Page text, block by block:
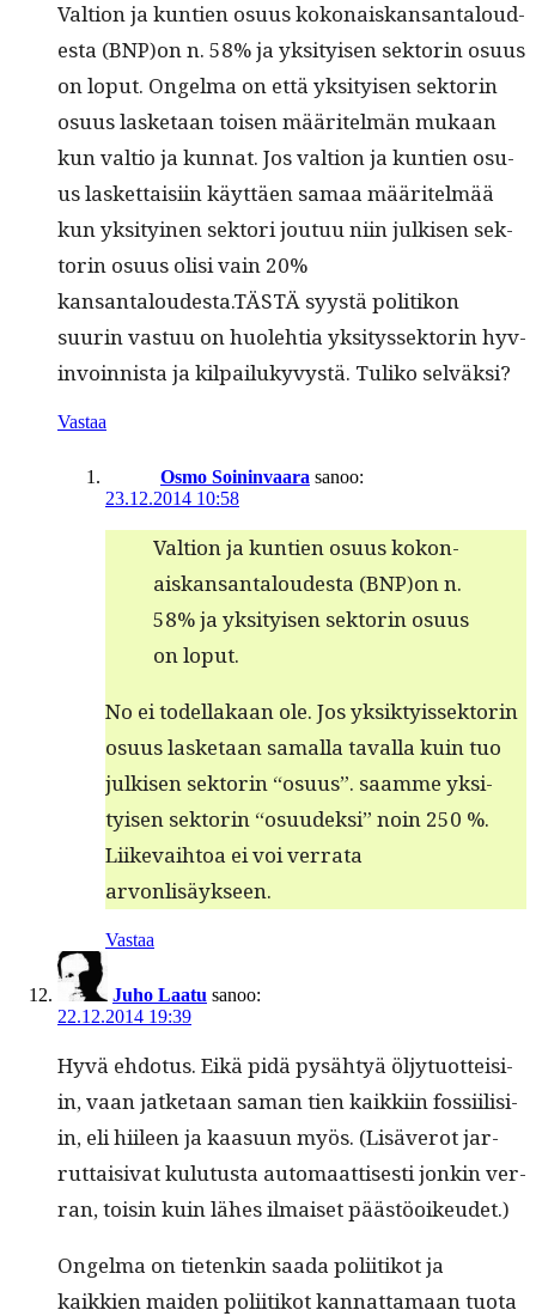
Val­tion ja kun­tien osu­us kokon­aiskansan­taloud­
es­ta (BNP)on n. 58% ja yksi­tyisen sek­torin osu­us
on lop­ut. Ongel­ma on että yksi­tyisen sek­torin
osu­us las­ke­taan toisen määritelmän mukaan
kun val­tio ja kun­nat. Jos val­tion ja kun­tien osu­
us las­ket­taisi­in käyt­täen samaa määritelmää
kun yksi­tyi­nen sek­tori joutuu niin julkisen sek­
torin osu­us olisi vain 20%
kansantaloudesta.TÄSTÄ syys­tä poli­tikon
suurin vas­tuu on huole­htia yksi­tyssek­torin hyv­
in­voin­nista ja kil­pailukyvys­tä. Tuliko selväksi?
Vastaa
Osmo Soininvaara sanoo:
23.12.2014 10:58
Val­tion ja kun­tien osu­us kokon­
aiskansan­taloud­es­ta (BNP)on n.
58% ja yksi­tyisen sek­torin osu­us
on loput.
No ei todel­lakaan ole. Jos yksik­tyis­sek­torin
osu­us las­ke­taan samal­la taval­la kuin tuo
julkisen sek­torin “osu­us”. saamme yksi­
tyisen sek­torin “osu­udek­si” noin 250 %.
Liike­vai­h­toa ei voi ver­ra­ta
arvonlisäykseen.
Vastaa
Juho Laatu sanoo:
22.12.2014 19:39
Hyvä ehdo­tus. Eikä pidä pysähtyä öljy­tuot­teisi­
in, vaan jatke­taan saman tien kaikki­in fos­si­il­isi­
in, eli hiileen ja kaa­su­un myös. (Lisäverot jar­
rut­taisi­vat kulu­tus­ta automaat­tis­es­ti jonkin ver­
ran, toisin kuin läh­es ilmaiset päästöoikeudet.)
Ongel­ma on tietenkin saa­da poli­itikot ja
kaikkien maid­en poli­itikot kan­nat­ta­maan tuo­ta